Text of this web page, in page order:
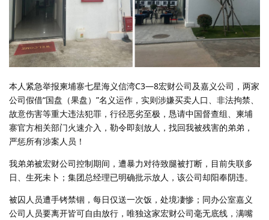
本人紧急举报柬埔寨七星海义信湾C3—8宏财公司及嘉义公司，两家
公司假借“国盘（果盘）”名义运作，实则涉嫌买卖人口、非法拘禁、
故意伤害等重大违法犯罪，行径恶劣至极，恳请中国督查组、柬埔
寨官方相关部门火速介入，勒令即刻放人，找回我被残害的弟弟，
严惩所有涉案人员！
我弟弟被宏财公司控制期间，遭暴力对待致腿被打断，目前失联多
日、生死未卜；集团总经理已明确批示放人，该公司却阳奉阴违。
被囚人员遭手铐禁锢，每日仅送一次饭，处境凄惨；同办公室嘉义
公司人员要离开皆可自由放行，唯独这家宏财公司毫无底线，满嘴